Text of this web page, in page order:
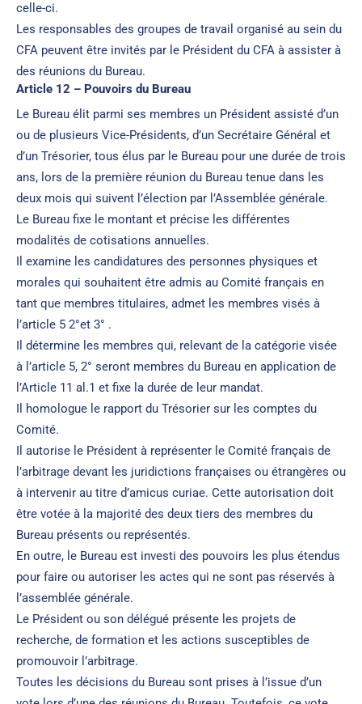
celle-ci.
Les responsables des groupes de travail organisé au sein du
CFA peuvent être invités par le Président du CFA à assister à
des réunions du Bureau.
Article 12 – Pouvoirs du Bureau
Le Bureau élit parmi ses membres un Président assisté d’un
ou de plusieurs Vice-Présidents, d’un Secrétaire Général et
d’un Trésorier, tous élus par le Bureau pour une durée de trois
ans, lors de la première réunion du Bureau tenue dans les
deux mois qui suivent l’élection par l’Assemblée générale.
Le Bureau fixe le montant et précise les différentes
modalités de cotisations annuelles.
Il examine les candidatures des personnes physiques et
morales qui souhaitent être admis au Comité français en
tant que membres titulaires, admet les membres visés à
l’article 5 2°et 3° .
Il détermine les membres qui, relevant de la catégorie visée
à l’article 5, 2° seront membres du Bureau en application de
l’Article 11 al.1 et fixe la durée de leur mandat.
Il homologue le rapport du Trésorier sur les comptes du
Comité.
Il autorise le Président à représenter le Comité français de
l’arbitrage devant les juridictions françaises ou étrangères ou
à intervenir au titre d’amicus curiae. Cette autorisation doit
être votée à la majorité des deux tiers des membres du
Bureau présents ou représentés.
En outre, le Bureau est investi des pouvoirs les plus étendus
pour faire ou autoriser les actes qui ne sont pas réservés à
l’assemblée générale.
Le Président ou son délégué présente les projets de
recherche, de formation et les actions susceptibles de
promouvoir l’arbitrage.
Toutes les décisions du Bureau sont prises à l’issue d’un